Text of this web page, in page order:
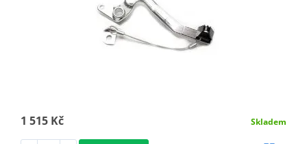
1 515 Kč Skladem